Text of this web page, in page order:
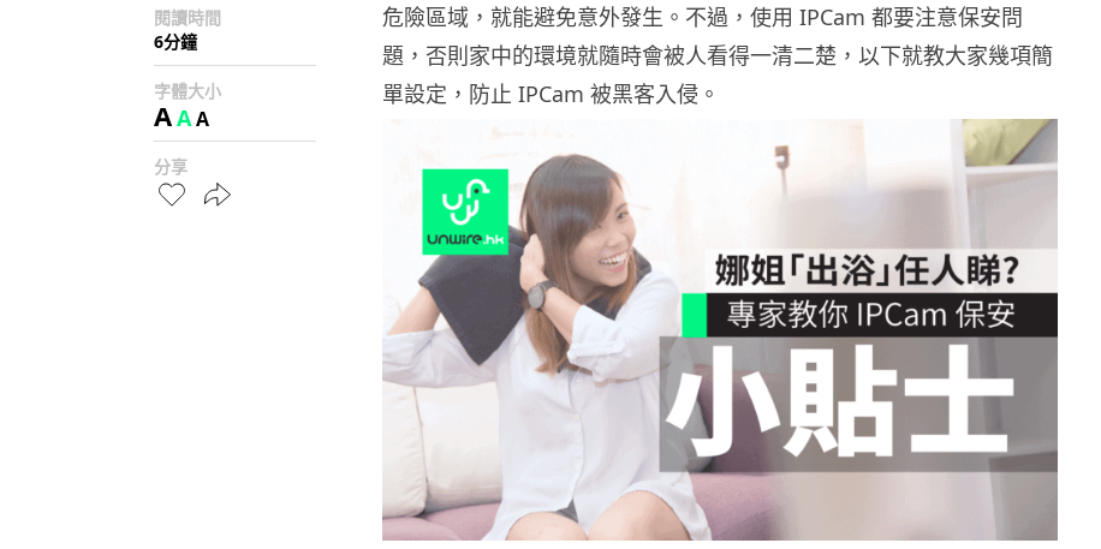
閱讀時間
6分鐘
字體大小
AAA
分享
危險區域，就能避免意外發生。不過，使用 IPCam 都要注意保安問
題，否則家中的環境就隨時會被人看得一清二楚，以下就教大家幾項簡
單設定，防止 IPCam 被黑客入侵。